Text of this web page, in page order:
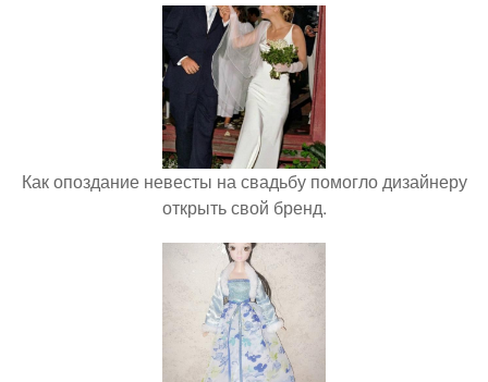
Как опоздание невесты на свадьбу помогло дизайнеру
открыть свой бренд.